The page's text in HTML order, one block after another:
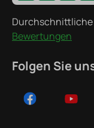
Durchschnittliche
Bewertungen
Folgen Sie